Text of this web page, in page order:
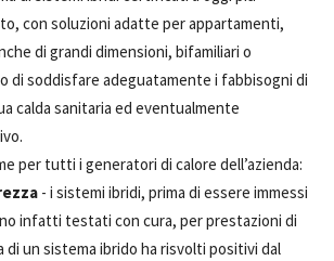
con soluzioni adatte per appartamenti,
di grandi dimensioni, bifamiliari o
di soddisfare adeguatamente i fabbisogni di
calda sanitaria ed eventualmente
per tutti i generatori di calore dell’azienda:
- i sistemi ibridi, prima di essere immessi
infatti testati con cura, per prestazioni di
di un sistema ibrido ha risvolti positivi dal